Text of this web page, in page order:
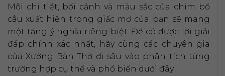
Mỗi chi tiết, bối cảnh và màu sắc của chim bồ
câu xuất hiện trong giấc mơ của bạn sẽ mang
một tầng ý nghĩa riêng biệt. Để có được lời giải
đáp chính xác nhất, hãy cùng các chuyên gia
của Xưởng Bàn Thờ đi sâu vào phân tích từng
trường hợp cụ thể và phổ biến dưới đây.